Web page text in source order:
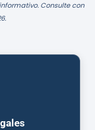
Consulte con